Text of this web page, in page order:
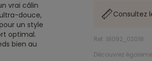
vrai câlin
douce,
un style
optimal.
bien au
Consultez
Ref. 18092_02018
Découvrez